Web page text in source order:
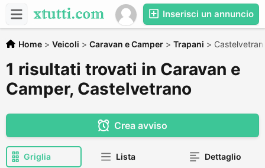
Inserisci un annuncio
Home > Veicoli > Caravan e Camper > Trapani >
1 risultati trovati in Caravan e
Camper, Castelvetrano
Crea avviso
Griglia Lista Dettaglio